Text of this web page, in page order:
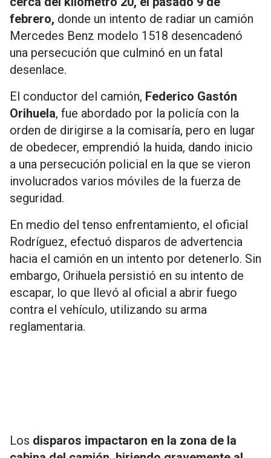
febrero, donde un intento de radiar un camión
Mercedes Benz modelo 1518 desencadenó
una persecución que culminó en un fatal
desenlace.
El conductor del camión, Federico Gastón
Orihuela, fue abordado por la policía con la
orden de dirigirse a la comisaría, pero en lugar
de obedecer, emprendió la huida, dando inicio
a una persecución policial en la que se vieron
involucrados varios móviles de la fuerza de
seguridad.
En medio del tenso enfrentamiento, el oficial
Rodríguez, efectuó disparos de advertencia
hacia el camión en un intento por detenerlo. Sin
embargo, Orihuela persistió en su intento de
escapar, lo que llevó al oficial a abrir fuego
contra el vehículo, utilizando su arma
reglamentaria.
Los disparos impactaron en la zona de la